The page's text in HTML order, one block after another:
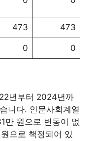
473 473
0 0
년부터 2024년까
니다. 인문사회계열
만 원으로 변동이 없
으로 책정되어 있